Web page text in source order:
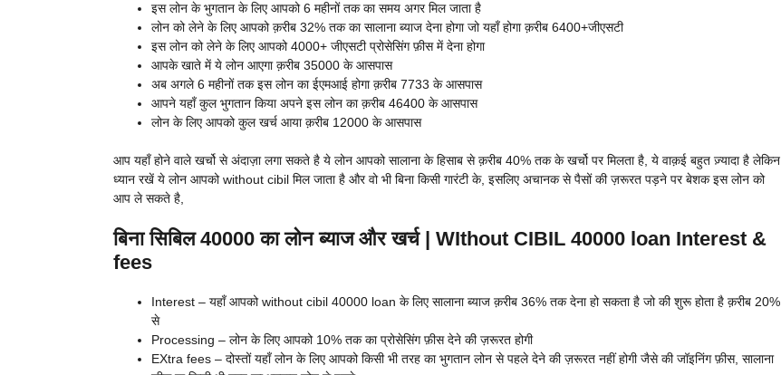
इस लोन के भुगतान के लिए आपको 6 महीनों तक का समय अगर मिल जाता है
लोन को लेने के लिए आपको क़रीब 32% तक का सालाना ब्याज देना होगा जो यहाँ होगा क़रीब 6400+जीएसटी
इस लोन को लेने के लिए आपको 4000+ जीएसटी प्रोसेसिंग फ़ीस में देना होगा
आपके खाते में ये लोन आएगा क़रीब 35000 के आसपास
अब अगले 6 महीनों तक इस लोन का ईएमआई होगा क़रीब 7733 के आसपास
आपने यहाँ कुल भुगतान किया अपने इस लोन का क़रीब 46400 के आसपास
लोन के लिए आपको कुल खर्च आया क़रीब 12000 के आसपास
आप यहाँ होने वाले खर्चो से अंदाज़ा लगा सकते है ये लोन आपको सालाना के हिसाब से क़रीब 40% तक के खर्चो पर मिलता है, ये वाक़ई बहुत ज़्यादा है लेकिन
ध्यान रखें ये लोन आपको without cibil मिल जाता है और वो भी बिना किसी गारंटी के, इसलिए अचानक से पैसों की ज़रूरत पड़ने पर बेशक इस लोन को
आप ले सकते है,
बिना सिबिल 40000 का लोन ब्याज और खर्च | WIthout CIBIL 40000 loan Interest &
fees
Interest – यहाँ आपको without cibil 40000 loan के लिए सालाना ब्याज क़रीब 36% तक देना हो सकता है जो की शुरू होता है क़रीब 20%
से
Processing – लोन के लिए आपको 10% तक का प्रोसेसिंग फ़ीस देने की ज़रूरत होगी
EXtra fees – दोस्तों यहाँ लोन के लिए आपको किसी भी तरह का भुगतान लोन से पहले देने की ज़रूरत नहीं होगी जैसे की जॉइनिंग फ़ीस, सालाना